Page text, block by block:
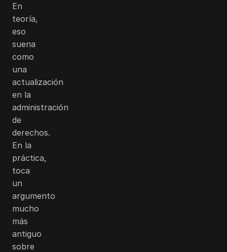
En
teoría,
eso
suena
como
una
actualización
en la
administración
de
derechos.
En la
práctica,
toca
un
argumento
mucho
más
antiguo
sobre